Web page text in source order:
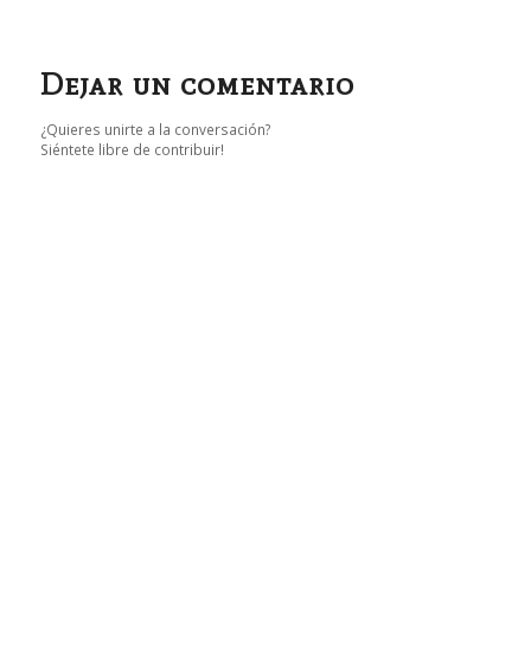
Dejar un comentario
¿Quieres unirte a la conversación?
Siéntete libre de contribuir!